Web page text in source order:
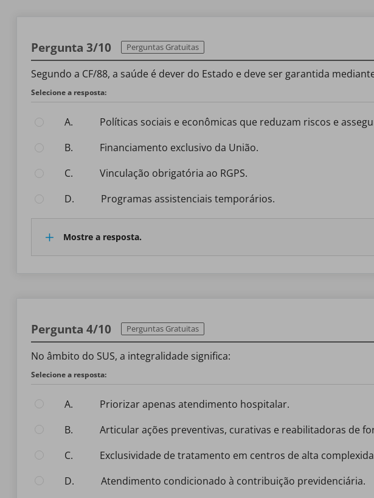
Pergunta 3/10 Perguntas Gratuitas
Segundo a CF/88, a saúde é dever do Estado e deve ser garantida
Selecione a resposta:
A.
políticas sociais e econômicas que reduzam riscos e
B.
financiamento exclusivo da União.
C.
vinculação obrigatória ao RGPS.
D.
programas assistenciais temporários.
Mostre a resposta.
Pergunta 4/10 Perguntas Gratuitas
No âmbito do SUS, a integralidade significa:
Selecione a resposta:
A.
priorizar apenas atendimento hospitalar.
B.
articular ações preventivas, curativas e reabilitadoras de
C.
exclusividade de tratamento em centros de alta
D.
atendimento condicionado à contribuição previdenciária.